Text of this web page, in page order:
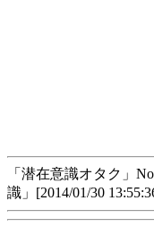
「潜在意識オタク」
識」[2014/01/30